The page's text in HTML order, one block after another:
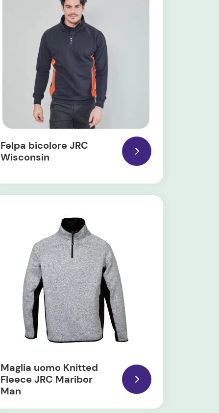
Felpa bicolore JRC
Wisconsin
Maglia uomo Knitted
Fleece JRC Maribor
Man